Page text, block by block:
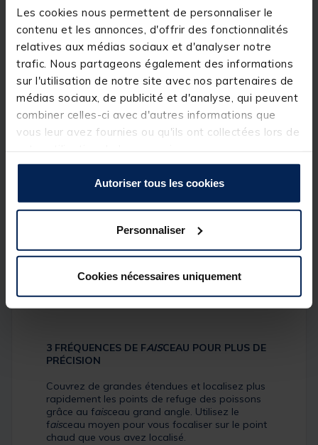
Les cookies nous permettent de personnaliser le
contenu et les annonces, d'offrir des fonctionnalités
relatives aux médias sociaux et d'analyser notre
trafic. Nous partageons également des informations
sur l'utilisation de notre site avec nos partenaires de
médias sociaux, de publicité et d'analyse, qui peuvent
combiner celles-ci avec d'autres informations que
vous leur avez fournies ou qu'ils ont collectées lors de
Autoriser tous les cookies
Personnaliser
Cookies nécessaires uniquement
DEEPER PRO+ V2, sondeur sans fil
avec GPS génération 2
[object Object] out of 5 Customer Rating
(1)
Réference produit : 158591-1
Quantité: 1
Emportez le Deeper PRO+ 2 avec vous, quelle
gadget de pêche léger et portable offre une
exceptionnelles. Obtenez des données précises
en temps réel sur votre écran avec l’application
Fish Deeper™. Planifiez, enregistrez et analysez
vos sorties de pêche, et créez vos propres
cartes bathymétriques. Accédez à vos données
depuis n’importe quel appareil.
3 FRÉQUENCES DE FAISCEAU POUR PLUS DE
PRÉCISION
Couvrez de grandes étendues et localisez plus
rapidement les points de refuge des poissons
grâce au faisceau grand angle. Utilisez le
faisceau moyen pour vous focaliser sur le point
chaud que vous avez localisé.